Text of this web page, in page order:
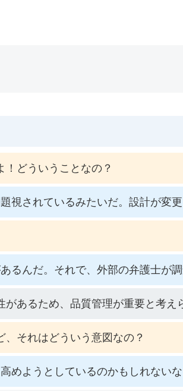
どういうことなの？
されているみたいだ。設計が変
んだ。それで、外部の弁護士が
あるため、品質管理が重要と考え
それはどういう意図なの？
めようとしているのかもしれないな